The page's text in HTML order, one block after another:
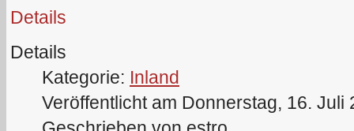
Details
Details
Kategorie: Inland
Veröffentlicht am Donnerstag, 16. Juli